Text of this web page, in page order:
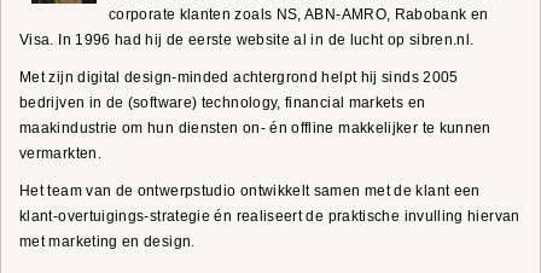
corporate klanten zoals NS, ABN-AMRO, Rabobank en
Visa. In 1996 had hij de eerste website al in de lucht op sibren.nl.
Met zijn digital design-minded achtergrond helpt hij sinds 2005
bedrijven in de (software) technology, financial markets en
maakindustrie om hun diensten on- én offline makkelijker te kunnen
vermarkten.
Het team van de ontwerpstudio ontwikkelt samen met de klant een
klant-overtuigings-strategie én realiseert de praktische invulling hiervan
met marketing en design.